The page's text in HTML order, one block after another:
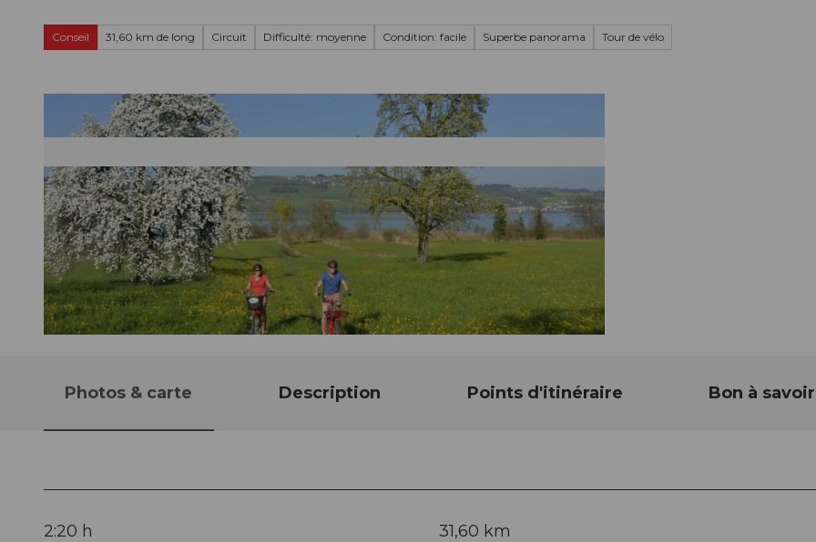
Conseil 31,60 km de long Circuit Difficulté: moyenne Condition: facile Superbe panorama Tour de vélo
Photos & carte Description Points d'itinéraire Bon à savoir
2:20 h
31,60 km